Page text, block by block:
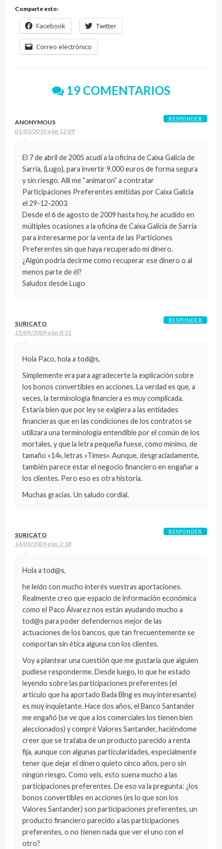
Comparte esto:
Facebook Twitter
Correo electrónico
19 COMENTARIOS
ANONYMOUS
01/03/2010 a las 12:09
El 7 de abril de 2005 acudí a la oficina de Caixa Galicia de
Sarria, (Lugo), para invertir 9.000 euros de forma segura
y sin riesgo. Allí me “animaron” a contratar
Participaciones Preferentes emitidas por Caixa Galicia
el 29-12-2003.
Desde el 6 de agosto de 2009 hasta hoy, he acudido en
múltiples ocasiones a la oficina de Caixa Galicia de Sarria
para interesarme por la venta de las Particiones
Preferentes sin que haya recuperado mi dinero.
¿Algún podría decirme como recuperar ese dinero o al
menos parte de él?
Saludos desde Lugo
RESPONDER
SURICATO
15/09/2009 a las 0:31
Hola Paco, hola a tod@s,
Simplemente era para agradecerte la explicación sobre
los bonos convertibles en acciones. La verdad es que, a
veces, la terminología financiera es muy complicada.
Estaría bien que por ley se exigiera a las entidades
financieras que en las condiciones de los contratos se
utilizara una terminología entendible por el común de los
mortales, y que la letra pequeña fuese, como mínimo, de
tamaño «14», letras «Times». Aunque, desgraciadamente,
también parece estar el negocio financiero en engañar a
los clientes. Pero eso es otra historia.
Muchas gracias. Un saludo cordial.
RESPONDER
SURICATO
14/09/2009 a las 2:38
Hola a tod@s,
he leído con mucho interés vuestras aportaciones.
Realmente creo que espacio de información económica
como el Paco Álvarez nos están ayudando mucho a
tod@s para poder defendernos mejor de las
actuaciones de los bancos, que tan frecuentemente se
comportan sin ética alguna con los clientes.
Voy a plantear una cuestión que me gustaría que alguien
pudiese responderme. Desde luego, lo que he estado
leyendo sobre las participaciones preferentes (el
artículo que ha aportado Bada Blng es muy interesante)
es muy inquietante. Hace dos años, el Banco Santander
me engañó (se ve que a los comerciales los tienen bien
aleccionados) y compré Valores Santander, haciéndome
creer que se trataba de un producto parecido a renta
fija, aunque con algunas particularidades, especialmente
tener que dejar el dinero quieto cinco años, pero sin
ningún riesgo. Como veis, esto suena mucho a las
participaciones preferentes. De eso va la pregunta: ¿los
bonos convertibles en acciones (es lo que son los
Valores Santander) son participaciones preferentes, un
producto financiero parecido a las participaciones
preferentes, o no tienen nada que ver el uno con el
otro?
RESPONDER